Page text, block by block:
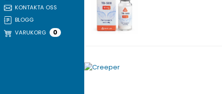
KONTAKTA OSS
BLOGG
VARUKORG
0